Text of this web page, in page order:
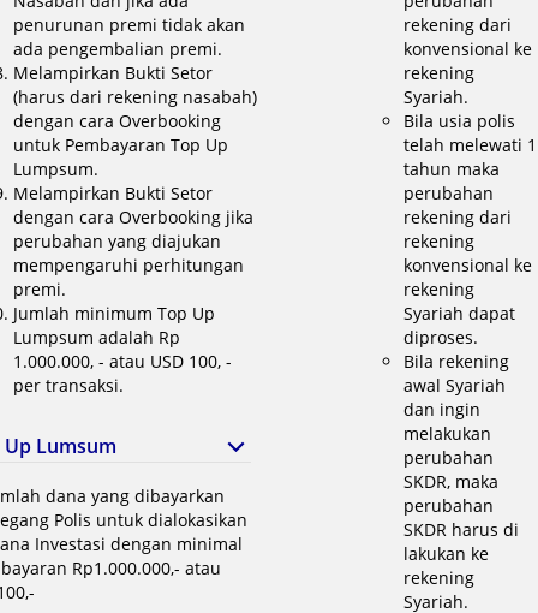
penurunan premi tidak akan
ada pengembalian premi.
Melampirkan Bukti Setor
(harus dari rekening nasabah)
dengan cara Overbooking
untuk Pembayaran Top Up
Lumpsum.
Melampirkan Bukti Setor
dengan cara Overbooking jika
perubahan yang diajukan
mempengaruhi perhitungan
premi.
Jumlah minimum Top Up
Lumpsum adalah Rp
1.000.000, - atau USD 100, -
per transaksi.
Up Lumsum
dana yang dibayarkan
Polis untuk dialokasikan
Investasi dengan minimal
Rp1.000.000,- atau
rekening dari
konvensional ke
rekening
Syariah.
Bila usia polis
telah melewati 1
tahun maka
perubahan
rekening dari
rekening
konvensional ke
rekening
Syariah dapat
diproses.
Bila rekening
awal Syariah
dan ingin
melakukan
perubahan
SKDR, maka
perubahan
SKDR harus di
lakukan ke
rekening
Syariah.